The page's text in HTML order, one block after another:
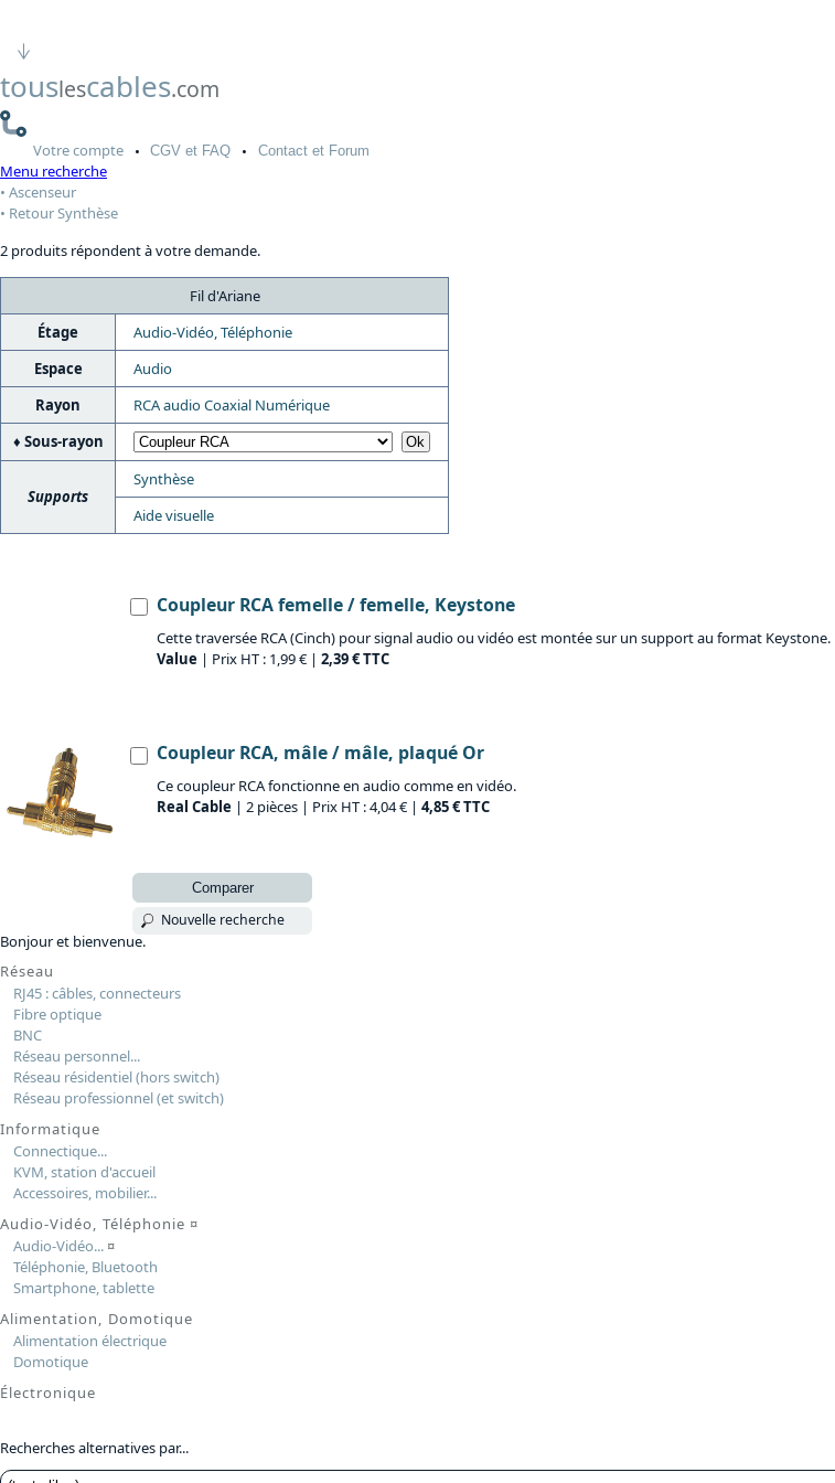
touslescables.com
Votrecompte CGV et FAQ Contactet Forum
Menu recherche
Ascenseur
Retour Synthèse
2 produits répondent à votre demande.
Fil d'Ariane
Étage
Audio-Vidéo, Téléphonie
Espace
Audio
Rayon
RCA audio Coaxial Numérique
Sous-rayon
Supports
Synthèse
Aide visuelle
Coupleur RCA femelle / femelle, Keystone
Cette traversée RCA (Cinch) pour signal audio ou vidéo est montée sur un support au format Keystone.
Value | Prix HT : 1,99 € | 2,39 € TTC
Coupleur RCA, mâle / mâle, plaqué Or
Ce coupleur RCA fonctionne en audio comme en vidéo.
Real Cable | 2 pièces | Prix HT : 4,04 € | 4,85 € TTC
Comparer
Nouvelle recherche
Bonjour et bienvenue.
Réseau
RJ45 : câbles, connecteurs
Fibre optique
BNC
Réseau personnel...
Réseau résidentiel (hors switch)
Réseau professionnel (et switch)
Informatique
Connectique...
KVM, station d'accueil
Accessoires, mobilier...
Audio-Vidéo, Téléphonie ¤
Audio-Vidéo...¤
Téléphonie, Bluetooth
Smartphone, tablette
Alimentation, Domotique
Alimentation électrique
Domotique
Électronique
Recherches alternatives par...